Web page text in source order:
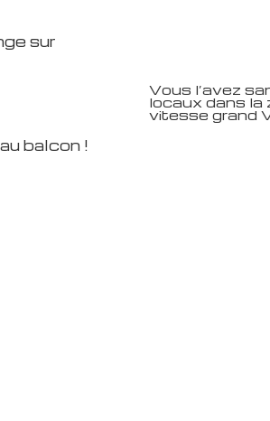
sur
balcon !
Vous l’avez
locaux dans la
vitesse grand